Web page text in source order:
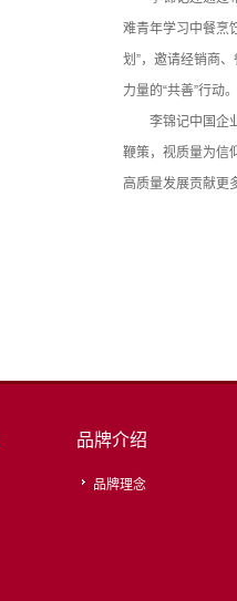
难青年学习中餐烹
划”，邀请经销商
力量的“共善”行动。
李锦记中国企
鞭策，视质量为信
高质量发展贡献更
品牌介绍
品牌理念